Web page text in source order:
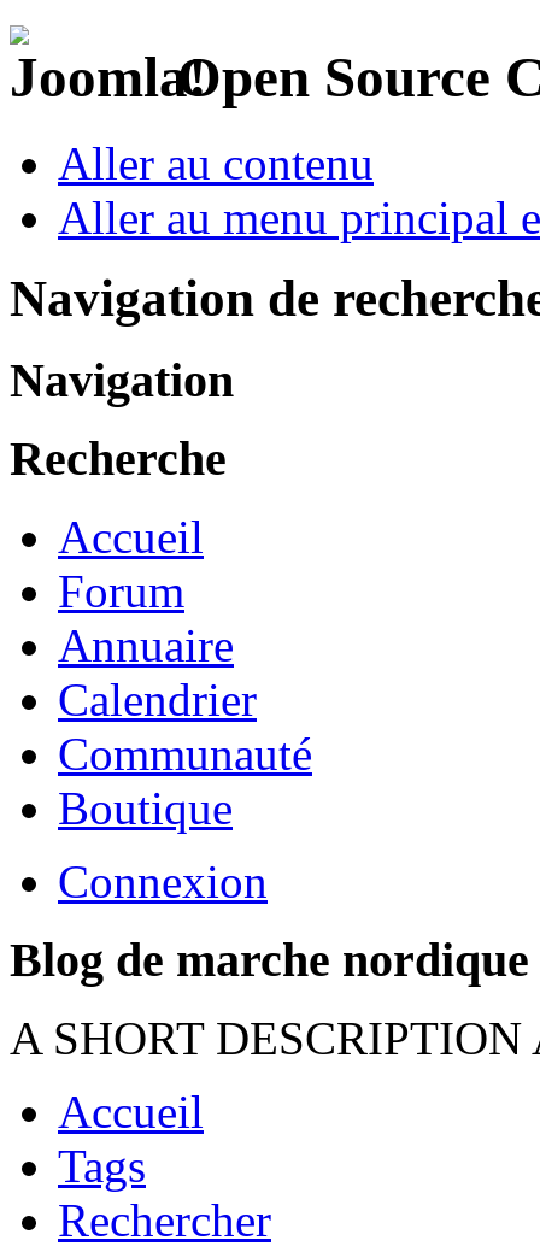
Open Source
Aller au contenu
Aller au menu principal
Navigation de
Navigation
Recherche
Accueil
Forum
Annuaire
Calendrier
Communauté
Boutique
Connexion
Blog de marche nordique
A SHORT
Accueil
Tags
Rechercher